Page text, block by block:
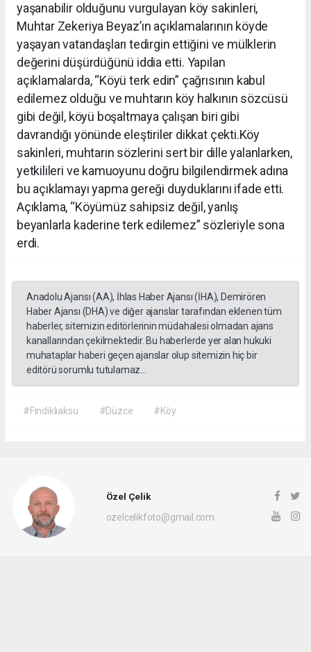
yaşanabilir olduğunu vurgulayan köy sakinleri,
Muhtar Zekeriya Beyaz’ın açıklamalarının köyde
yaşayan vatandaşları tedirgin ettiğini ve mülklerin
değerini düşürdüğünü iddia etti. Yapılan
açıklamalarda, “Köyü terk edin” çağrısının kabul
edilemez olduğu ve muhtarın köy halkının sözcüsü
gibi değil, köyü boşaltmaya çalışan biri gibi
davrandığı yönünde eleştiriler dikkat çekti.Köy
sakinleri, muhtarın sözlerini sert bir dille yalanlarken,
yetkilileri ve kamuoyunu doğru bilgilendirmek adına
bu açıklamayı yapma gereği duyduklarını ifade etti.
Açıklama, “Köyümüz sahipsiz değil, yanlış
beyanlarla kaderine terk edilemez” sözleriyle sona
erdi.
Anadolu Ajansı (AA), İhlas Haber Ajansı (İHA), Demirören
Haber Ajansı (DHA) ve diğer ajanslar tarafından eklenen tüm
haberler, sitemizin editörlerinin müdahalesi olmadan ajans
kanallarından çekilmektedir. Bu haberlerde yer alan hukuki
muhataplar haberi geçen ajanslar olup sitemizin hiç bir
editörü sorumlu tutulamaz...
#Fındıklıaksu #Düzce #Köy
Özel Çelik
ozelcelikfoto@gmail.com